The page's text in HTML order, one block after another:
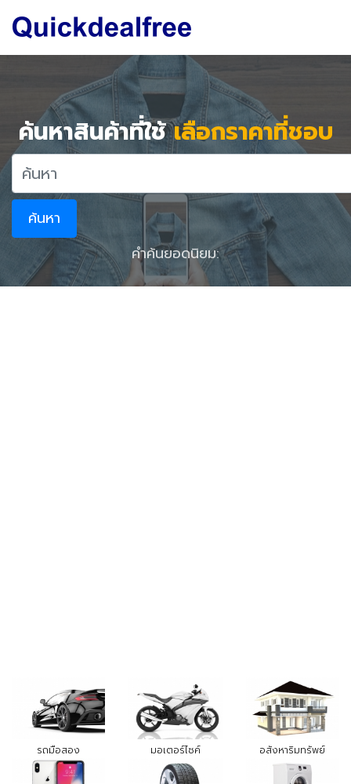
ค้นหาสินค้าที่ใช้เลือกราคาที่ชอบ
ค้นหา
คำค้นยอดนิยม:
รถมือสอง มอเตอร์ไซค์ อสังหาริมทรัพย์